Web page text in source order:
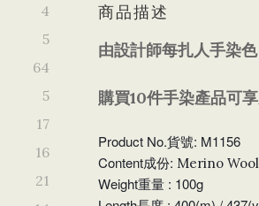
4
5
64
5
17
16
21
商品描述
由設計師每扎人手染
購買10件手染產品可
Product No.貨號: M1156
Content成份: Merino Wool
Weight重量 : 100g